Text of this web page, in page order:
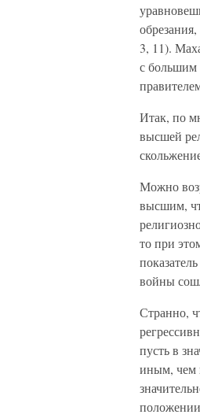
3, 11).
с большим
Итак, по
высшей
Можно
высшим,
то при
войны
Странно,
пусть в
иным, чем